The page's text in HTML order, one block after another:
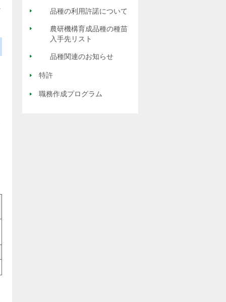
品種の利用許諾について
農研機構育成品種の種苗
入手先リスト
品種関連のお知らせ
特許
職務作成プログラム